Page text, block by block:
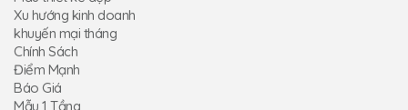
Xu hướng kinh doanh
khuyến mại tháng
Chính Sách
Điểm Mạnh
Báo Giá
Mẫu 1 Tầng